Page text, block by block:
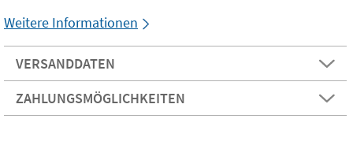
Weitere Informationen
VERSANDDATEN
ZAHLUNGSMÖGLICHKEITEN